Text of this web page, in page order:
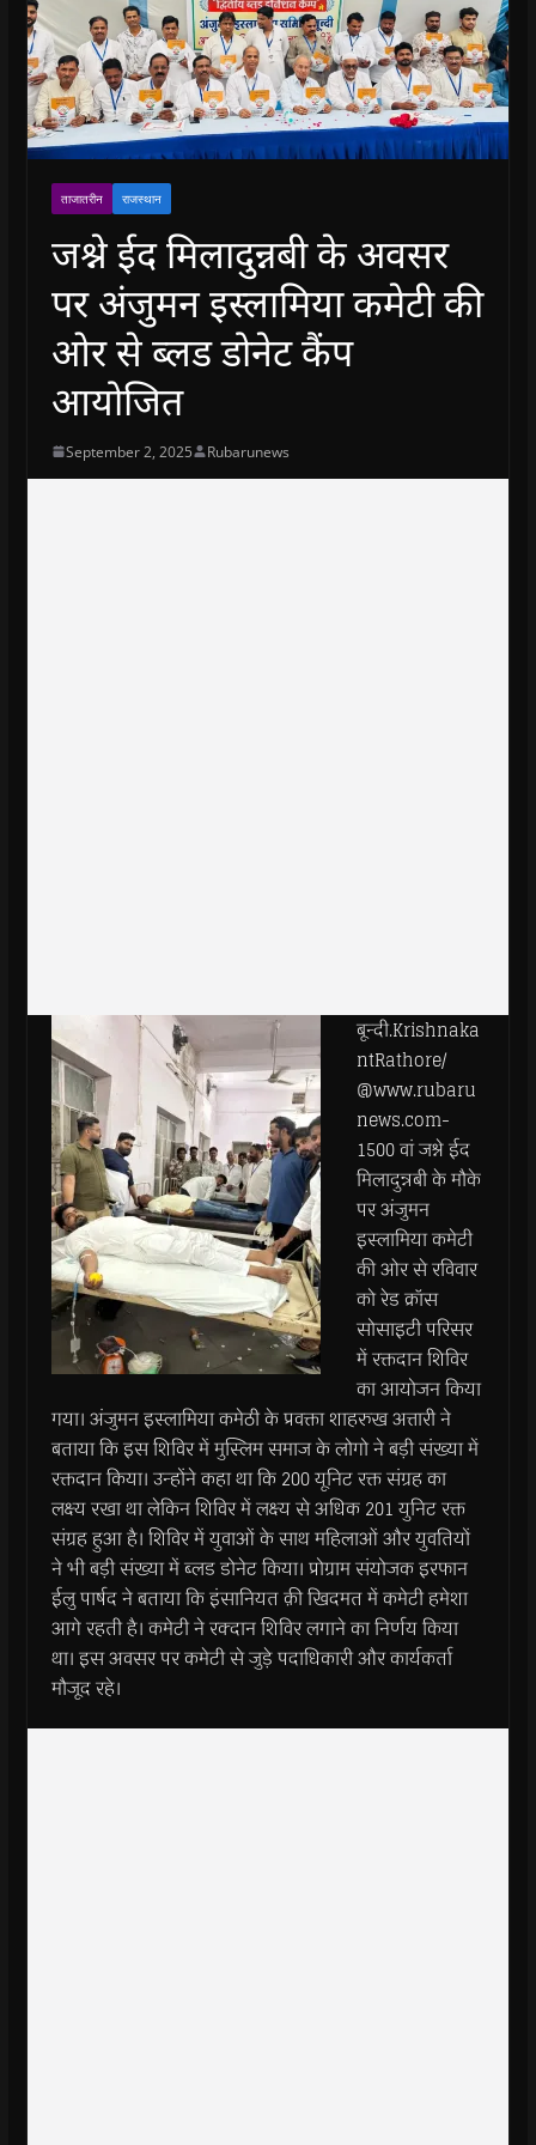
ताजातरीन राजस्थान
जश्ने ईद मिलादुन्नबी के अवसर
पर अंजुमन इस्लामिया कमेटी की
ओर से ब्लड डोनेट कैंप
आयोजित
September 2, 2025 Rubarunews
बून्दी.Krishnaka
ntRathore/
@www.rubaru
news.com-
1500 वां जश्ने ईद
मिलादुन्नबी के मौके
पर अंजुमन
इस्लामिया कमेटी
की ओर से रविवार
को रेड क्रॉस
सोसाइटी परिसर
में रक्तदान शिविर
का आयोजन किया
गया। अंजुमन इस्लामिया कमेठी के प्रवक्ता शाहरुख अत्तारी ने
बताया कि इस शिविर में मुस्लिम समाज के लोगो ने बड़ी संख्या में
रक्तदान किया। उन्होंने कहा था कि 200 यूनिट रक्त संग्रह का
लक्ष्य रखा था लेकिन शिविर में लक्ष्य से अधिक 201 युनिट रक्त
संग्रह हुआ है। शिविर में युवाओं के साथ महिलाओं और युवतियों
ने भी बड़ी संख्या में ब्लड डोनेट किया। प्रोग्राम संयोजक इरफान
ईलु पार्षद ने बताया कि इंसानियत क़ी खिदमत में कमेटी हमेशा
आगे रहती है। कमेटी ने रक्दान शिविर लगाने का निर्णय किया
था। इस अवसर पर कमेटी से जुड़े पदाधिकारी और कार्यकर्ता
मौजूद रहे।